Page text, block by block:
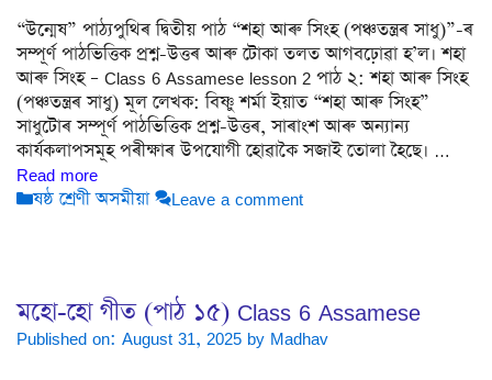
“উন্মেষ” পাঠ্যপুথিৰ দ্বিতীয় পাঠ “শহা আৰু সিংহ (পঞ্চতন্ত্ৰৰ সাধু)”-ৰ
সম্পূৰ্ণ পাঠভিত্তিক প্ৰশ্ন-উত্তৰ আৰু টোকা তলত আগবঢ়োৱা হ’ল। শহা
আৰু সিংহ – Class 6 Assamese lesson 2 পাঠ ২: শহা আৰু সিংহ
(পঞ্চতন্ত্ৰৰ সাধু) মূল লেখক: বিষ্ণু শৰ্মা ইয়াত “শহা আৰু সিংহ”
সাধুটোৰ সম্পূৰ্ণ পাঠভিত্তিক প্ৰশ্ন-উত্তৰ, সাৰাংশ আৰু অন্যান্য
কাৰ্যকলাপসমূহ পৰীক্ষাৰ উপযোগী হোৱাকৈ সজাই তোলা হৈছে। …
Read more
Categories
ষষ্ঠ শ্ৰেণী অসমীয়া Leave a comment
মহো-হো গীত (পাঠ ১৫) Class 6 Assamese
Published on: August 31, 2025 by Madhav